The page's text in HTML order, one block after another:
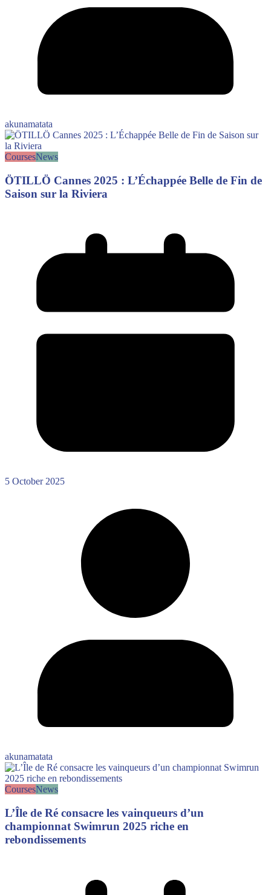
akunamatata
CoursesNews
ÖTILLÖ Cannes 2025 : L’Échappée Belle de Fin de
Saison sur la Riviera
5 October 2025
akunamatata
CoursesNews
L’Île de Ré consacre les vainqueurs d’un
championnat Swimrun 2025 riche en
rebondissements